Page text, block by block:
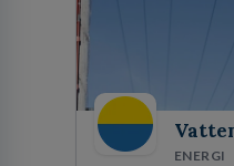
effektiv och
expertis. På vårt
ENERGI